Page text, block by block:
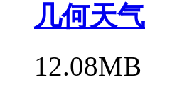
几何天气
12.08MB